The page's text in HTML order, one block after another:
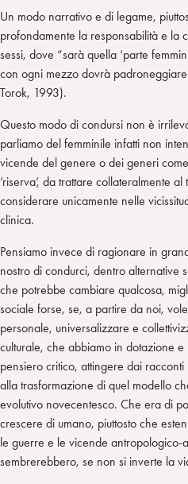
Un modo narrativo e di legame,
profondamente la responsabilità e la
sessi, dove “sarà quella ‘parte
con ogni mezzo dovrà
Torok, 1993).
Questo modo di condursi non è
parliamo del femminile infatti non
vicende del genere o dei generi come
‘riserva’, da trattare collateralmente
considerare unicamente nelle
clinica.
Pensiamo invece di ragionare in
nostro di condurci, dentro alternative
che potrebbe cambiare qualcosa,
sociale forse, se, a partire da noi,
personale, universalizzare e
culturale, che abbiamo in dotazione
pensiero critico, attingere dai
alla trasformazione di quel modello
evolutivo novecentesco. Che era di
crescere di umano, piuttosto che
le guerre e le vicende antropologico-
sembrerebbero, se non si inverte la